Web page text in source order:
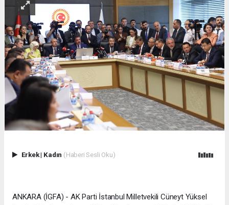
Erkek| Kadın (Haberi Sesli Oku)
ANKARA (İGFA) - AK Parti İstanbul Milletvekili Cüneyt Yüksel